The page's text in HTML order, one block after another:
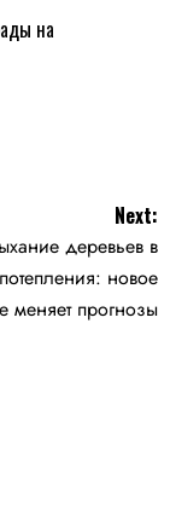
на
Next:
деревьев в
новое
меняет прогнозы